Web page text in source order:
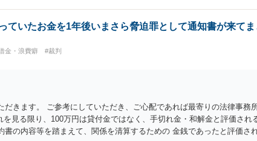
ていたお金を1年後いまさら脅迫罪として通知書が来て
金・浪費癖 #裁判
きます。 ご参考にしていただき、ご心配であれば最寄りの法律事務
見る限り、100万円は貸付金ではなく、手切れ金・和解金と評価さ
書の内容等を踏まえて、関係を清算するための 金銭であったと評価